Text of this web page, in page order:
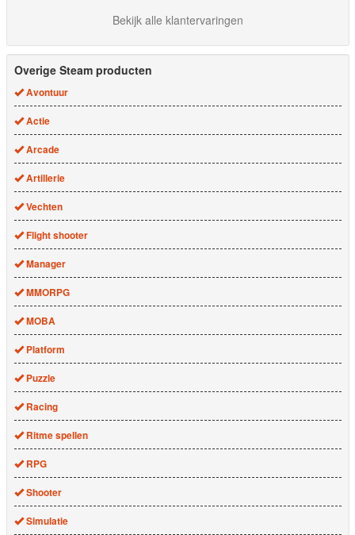
Bekijk alle klantervaringen
Overige Steam producten
Avontuur
Actie
Arcade
Artillerie
Vechten
Flight shooter
Manager
MMORPG
MOBA
Platform
Puzzle
Racing
Ritme spellen
RPG
Shooter
Simulatie